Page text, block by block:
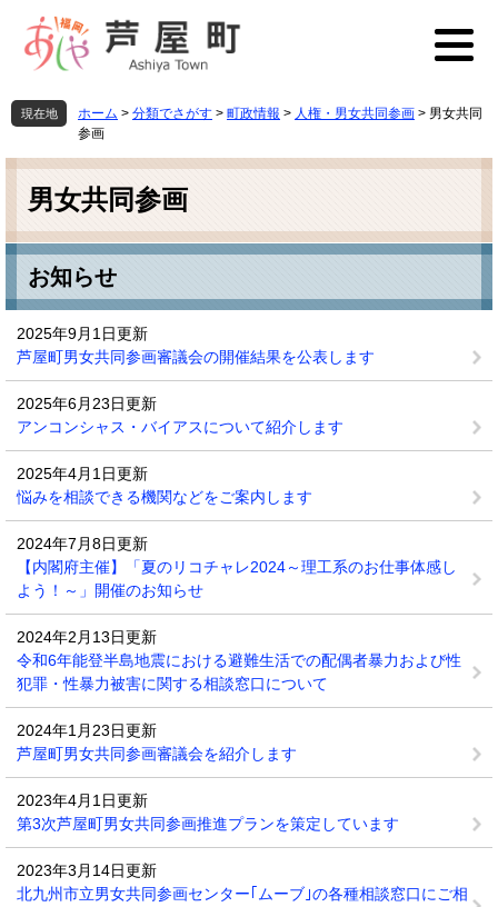
先
頭
を
飛
文
現在地 ホーム > 分類でさがす > 町政情報 > 人権・男女共同参画 > 男女共同
参画
本
男女共同参画
お知らせ
2025年9月1日更新
芦屋町男女共同参画審議会の開催結果を公表します
2025年6月23日更新
アンコンシャス・バイアスについて紹介します
2025年4月1日更新
悩みを相談できる機関などをご案内します
2024年7月8日更新
【内閣府主催】「夏のリコチャレ2024～理工系のお仕事体感し
よう！～」開催のお知らせ
2024年2月13日更新
令和6年能登半島地震における避難生活での配偶者暴力および性
犯罪・性暴力被害に関する相談窓口について
2024年1月23日更新
芦屋町男女共同参画審議会を紹介します
2023年4月1日更新
第3次芦屋町男女共同参画推進プランを策定しています
2023年3月14日更新
北九州市立男女共同参画センター｢ムーブ｣の各種相談窓口にご相